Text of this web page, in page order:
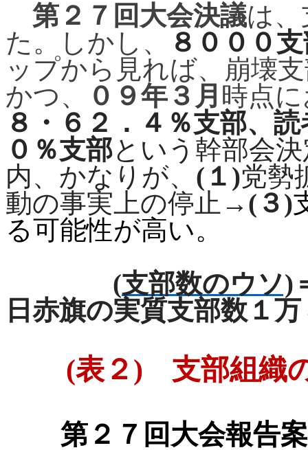
第２７回大会決議は
た。しかし、
８０００
ップから見れば、崩壊
かつ、
０９年３月 時点
８・６２．４％支部、
０％支部という幹部会
内、かなりが、 ( １ )党勢
動の事実上の停止 → ( ３)
る可能性が高い。
(支部数のウソ)
日赤旗の実質支部数１
(表２ ) 支部組織
第２７回大会報告